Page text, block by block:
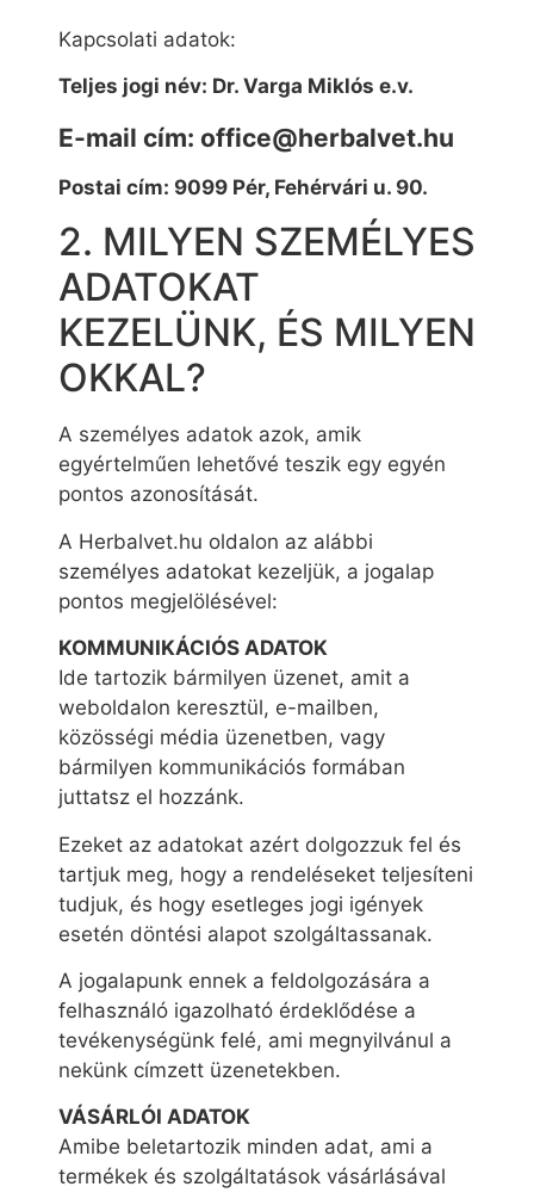
Kapcsolati adatok:
Teljes jogi név: Dr. Varga Miklós e.v.
E-mail cím: office@herbalvet.hu
Postai cím: 9099 Pér, Fehérvári u. 90.
2. MILYEN SZEMÉLYES
ADATOKAT
KEZELÜNK, ÉS MILYEN
OKKAL?
A személyes adatok azok, amik
egyértelműen lehetővé teszik egy egyén
pontos azonosítását.
A Herbalvet.hu oldalon az alábbi
személyes adatokat kezeljük, a jogalap
pontos megjelölésével:
KOMMUNIKÁCIÓS ADATOK
Ide tartozik bármilyen üzenet, amit a
weboldalon keresztül, e-mailben,
közösségi média üzenetben, vagy
bármilyen kommunikációs formában
juttatsz el hozzánk.
Ezeket az adatokat azért dolgozzuk fel és
tartjuk meg, hogy a rendeléseket teljesíteni
tudjuk, és hogy esetleges jogi igények
esetén döntési alapot szolgáltassanak.
A jogalapunk ennek a feldolgozására a
felhasználó igazolható érdeklődése a
tevékenységünk felé, ami megnyilvánul a
nekünk címzett üzenetekben.
VÁSÁRLÓI ADATOK
Amibe beletartozik minden adat, ami a
termékek és szolgáltatások vásárlásával